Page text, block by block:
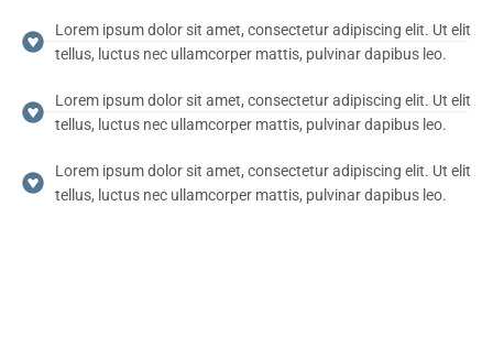
Lorem ipsum dolor sit amet, consectetur adipiscing elit. Ut elit
tellus, luctus nec ullamcorper mattis, pulvinar dapibus leo.
Lorem ipsum dolor sit amet, consectetur adipiscing elit. Ut elit
tellus, luctus nec ullamcorper mattis, pulvinar dapibus leo.
Lorem ipsum dolor sit amet, consectetur adipiscing elit. Ut elit
tellus, luctus nec ullamcorper mattis, pulvinar dapibus leo.